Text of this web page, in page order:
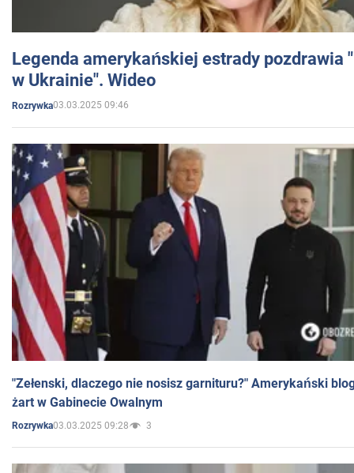
Legenda amerykańskiej estrady pozdrawia
w Ukrainie". Wideo
Rozrywka03.03.2025 09:46
"Zełenski, dlaczego nie nosisz garnituru?" Amerykański
żart w Gabinecie Owalnym
Rozrywka03.03.2025 09:28 3